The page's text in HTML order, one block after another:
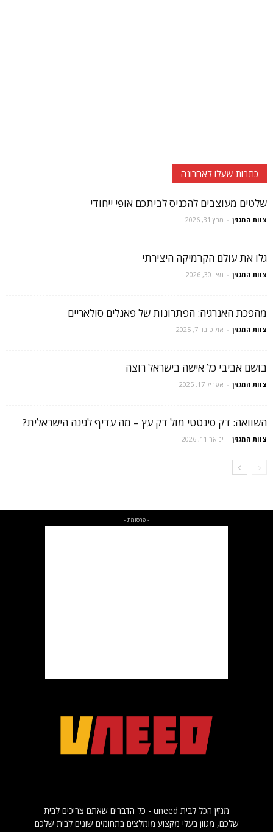
כתבות שעלו לאחרונה
שלטים מעוצבים להכניס לביתכם אופי ייחודי
צוות המגזין - מרץ 31, 2026
גלו את עולם הקרמיקה היצירתי
צוות המגזין - מאי 30, 2026
מהפכת האנרגיה: הפתרונות של פאנלים סולאריים
צוות המגזין - אוקטובר 7, 2025
בושם אביבי כל אישה בישראל רוצה
צוות המגזין - אפריל 17, 2025
השוואה: דק סינטטי מול דק עץ – מה עדיף לגינה הישראלית?
צוות המגזין - ינואר 11, 2026
- פרסומת -
מגזין הכל לבית uneed - כל הדברים שאתם צריכים לבית
שלכם, מגוון בעלי מקצוע מומלצים בתחומים שונים לבית שלכם